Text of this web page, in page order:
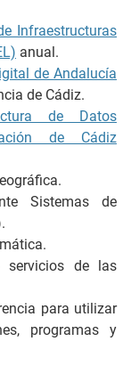
Infraestructuras
anual.
de Andalucía
de Cádiz.
de Datos
de Cádiz
Sistemas de
servicios de las
para utilizar
programas y